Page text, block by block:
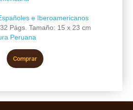
e Iberoamericanos
Págs. Tamaño: 15 x 23 cm
Peruana
Comprar